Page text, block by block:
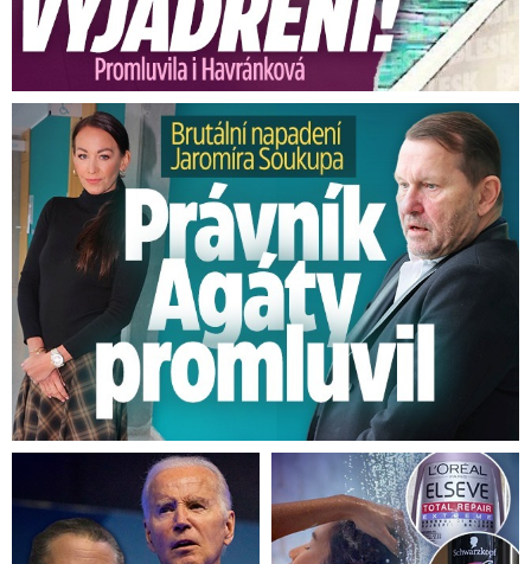
Brutální napadení Soukupa. Právník Agáty promluvil